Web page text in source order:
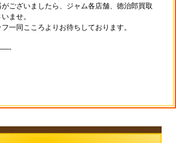
ございましたら、ジャム各店舗、徳治郎買取
ませ。
一同こころよりお待ちしております。